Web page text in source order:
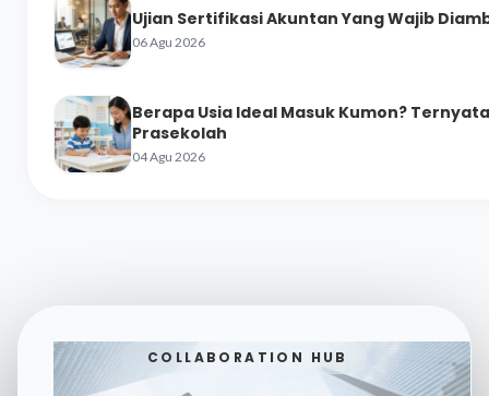
Ujian Sertifikasi Akuntan Yang Wajib
06 Agu 2026
Berapa Usia Ideal Masuk Kumon?
Prasekolah
04 Agu 2026
COLLABORATION HUB